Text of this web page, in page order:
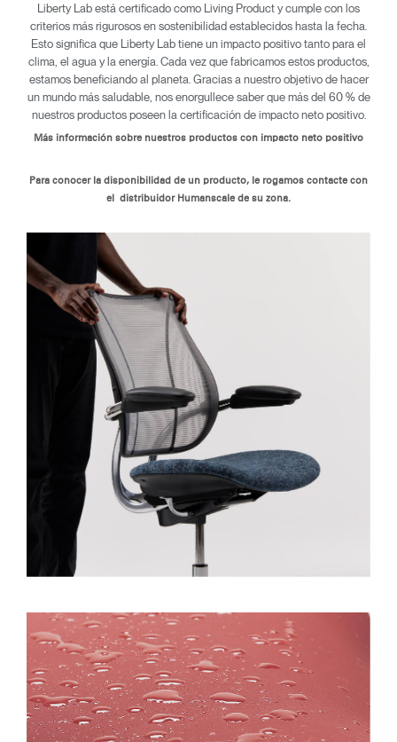
Registro
SIGN IN WITH SSO
¿Ha olvidado su
contraseña?
Select
Region
Crear una cuenta
Close
Box
Liberty Lab está certificado como Living Product y cumple con los
criterios más rigurosos en sostenibilidad establecidos hasta la fecha.
Esto significa que Liberty Lab tiene un impacto positivo tanto para el
clima, el agua y la energía. Cada vez que fabricamos estos productos,
estamos beneficiando al planeta. Gracias a nuestro objetivo de hacer
un mundo más saludable, nos enorgullece saber que más del 60 % de
nuestros productos poseen la certificación de impacto neto positivo.
Más información sobre nuestros productos con impacto neto positivo
Para conocer la disponibilidad de un producto, le rogamos contacte con
el distribuidor Humanscale de su zona.